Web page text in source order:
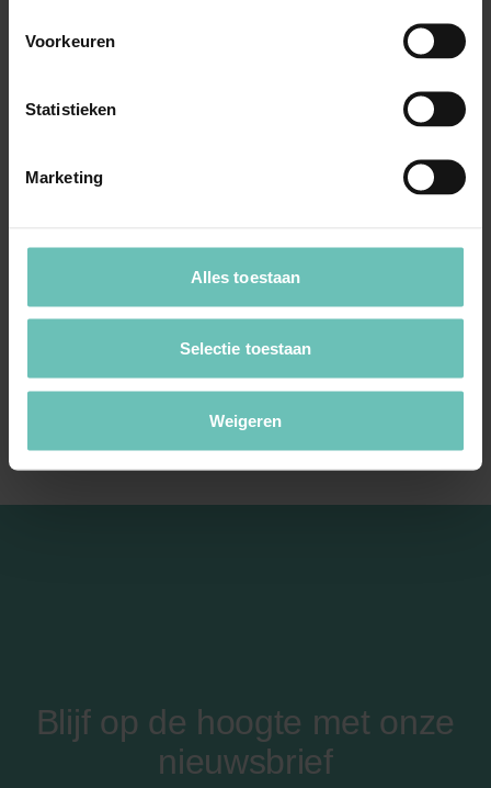
Voorkeuren
Statistieken
Marketing
Alles toestaan
Selectie toestaan
Weigeren
Uitspraak Hoge Raad: Procesrecht.
vernietiging van koopovereenkomst; had het hof
Cassatie
Blijf op de hoogte met onze
nieuwsbrief